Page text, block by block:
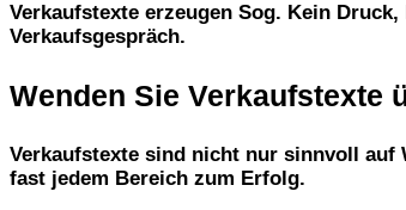
Verkaufstexte erzeugen Sog. Kein
Verkaufsgespräch.
Wenden Sie Verkaufstexte
Verkaufstexte sind nicht nur sinnvoll
fast jedem Bereich zum Erfolg.